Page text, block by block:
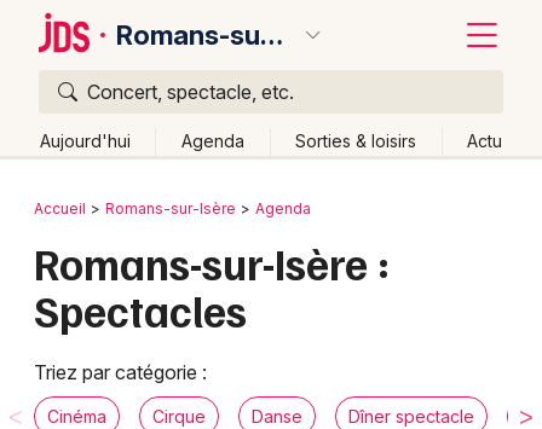
Romans-sur-Isère
Concert, spectacle, etc.
Aujourd'hui Agenda Sorties & loisirs Actu
Publier un événement
Grands événements
Activité & Expérience
Bordeaux
Colmar
Lyon
Retour
Accueil Romans-sur-Isère Agenda
Romans-sur-Isère :
Spectacles
Triez par catégorie :
Cinéma Cirque Danse Dîner spectacle
Quoi ?
Où ?
Rhône-Alpes
Partout Près de moi Changer de lieu
Quand ?
Aujourd'hui
Demain